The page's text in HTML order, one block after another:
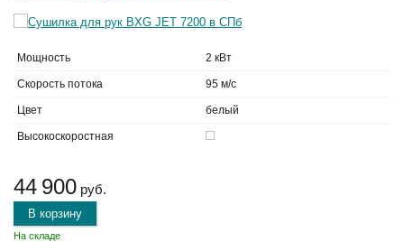
Мощность 2 кВт
Скорость потока 95 м/с
Цвет белый
Высокоскоростная
44 900 руб.
В корзину
На складе